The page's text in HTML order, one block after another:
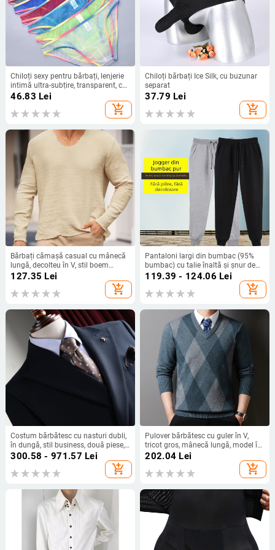
Chiloți sexy pentru bărbați, lenjerie
intimă ultra-subțire, transparent, cu
margini curcubeu, plasă sexy,
lenjerie intimă pentru bărbați B903
46.83 Lei
add_shopping_cart
Chiloți bărbați Ice Silk, cu buzunar
separat
37.79 Lei
add_shopping_cart
Bărbați cămașă casual cu mânecă
lungă, decolteu în V, stil boem
renascentist, patru anotimpuri,
127.35 Lei
add_shopping_cart
Pantaloni largi din bumbac (95%
bumbac) cu talie înaltă și șnur de
reglare
119.39 - 124.06 Lei
add_shopping_cart
Costum bărbătesc cu nasturi dubli,
în dungă, stil business, două piese,
pentru nuntă
300.58 - 971.57 Lei
add_shopping_cart
Pulover bărbătesc cu guler în V,
tricot gros, mânecă lungă, model în
carouri
202.04 Lei
add_shopping_cart